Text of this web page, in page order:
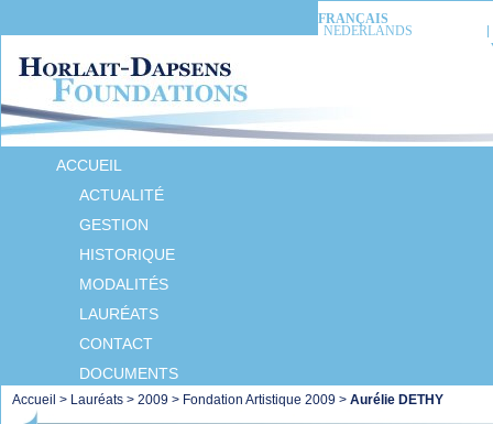
FRANÇAIS
NEDERLANDS
ACCUEIL
ACTUALITÉ
GESTION
HISTORIQUE
MODALITÉS
LAURÉATS
CONTACT
DOCUMENTS
Accueil > Lauréats > 2009 > Fondation Artistique 2009 > Aurélie DETHY